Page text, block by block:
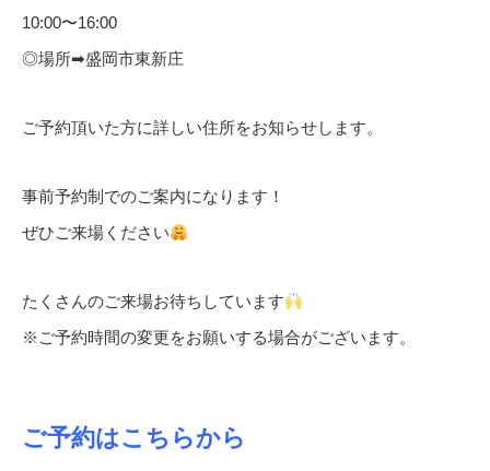
10:00〜16:00
◎場所➡︎盛岡市東新庄
ご予約頂いた方に詳しい住所をお知らせします。
事前予約制でのご案内になります！
ぜひご来場ください
たくさんのご来場お待ちしています
※ご予約時間の変更をお願いする場合がございます。
ご予約はこちらから